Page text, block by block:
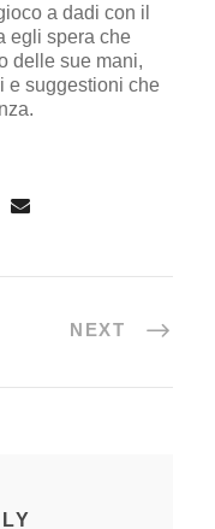
a dadi con il
egli spera che
delle sue mani,
e suggestioni che
NEXT